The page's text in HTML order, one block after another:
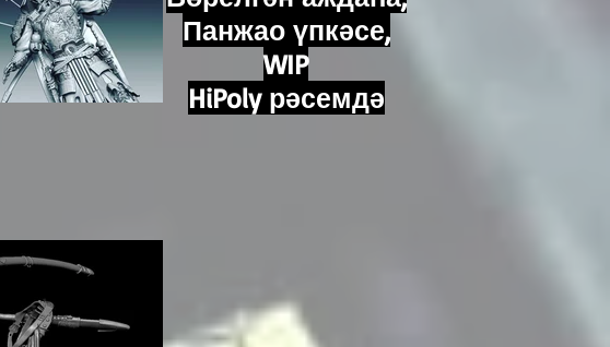
Панжао үпкәсе,
WIP
HiPoly рәсемдә